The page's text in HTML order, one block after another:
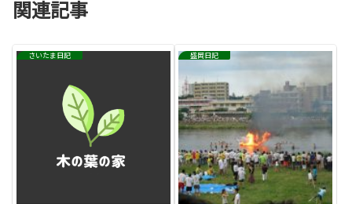
関連記事
さいたま日記 盛岡日記